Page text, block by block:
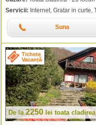
Servicii: Internet, Gratar in curte,
Suna
Tichete
Vacanță
De la 2250 lei toata cladirea